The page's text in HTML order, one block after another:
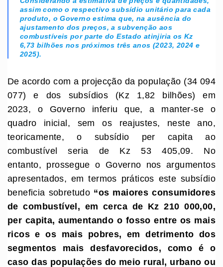
assim como o respectivo subsídio unitário para cada
produto, o Governo estima que, na ausência do
ajustamento dos preços, a subvenção aos
combustíveis por parte do Estado atinjiria os Kz
6,73 bilhões nos próximos três anos (2023, 2024 e
2025).
De acordo com a projecção da população (34 094
077) e dos subsídios (Kz 1,82 bilhões) em
2023, o Governo inferiu que, a manter-se o
quadro inicial, sem os reajustes, neste ano,
teoricamente, o subsídio per capita ao
combustível seria de Kz 53 405,09. No
entanto, prossegue o Governo nos argumentos
apresentados, em termos práticos este subsídio
beneficia sobretudo “os maiores consumidores
de combustível, em cerca de Kz 210 000,00,
per capita, aumentando o fosso entre os mais
ricos e os mais pobres, emdetrimento dos
segmentos mais desfavorecidos, como é o
caso das populações do meio rural, urbano ou